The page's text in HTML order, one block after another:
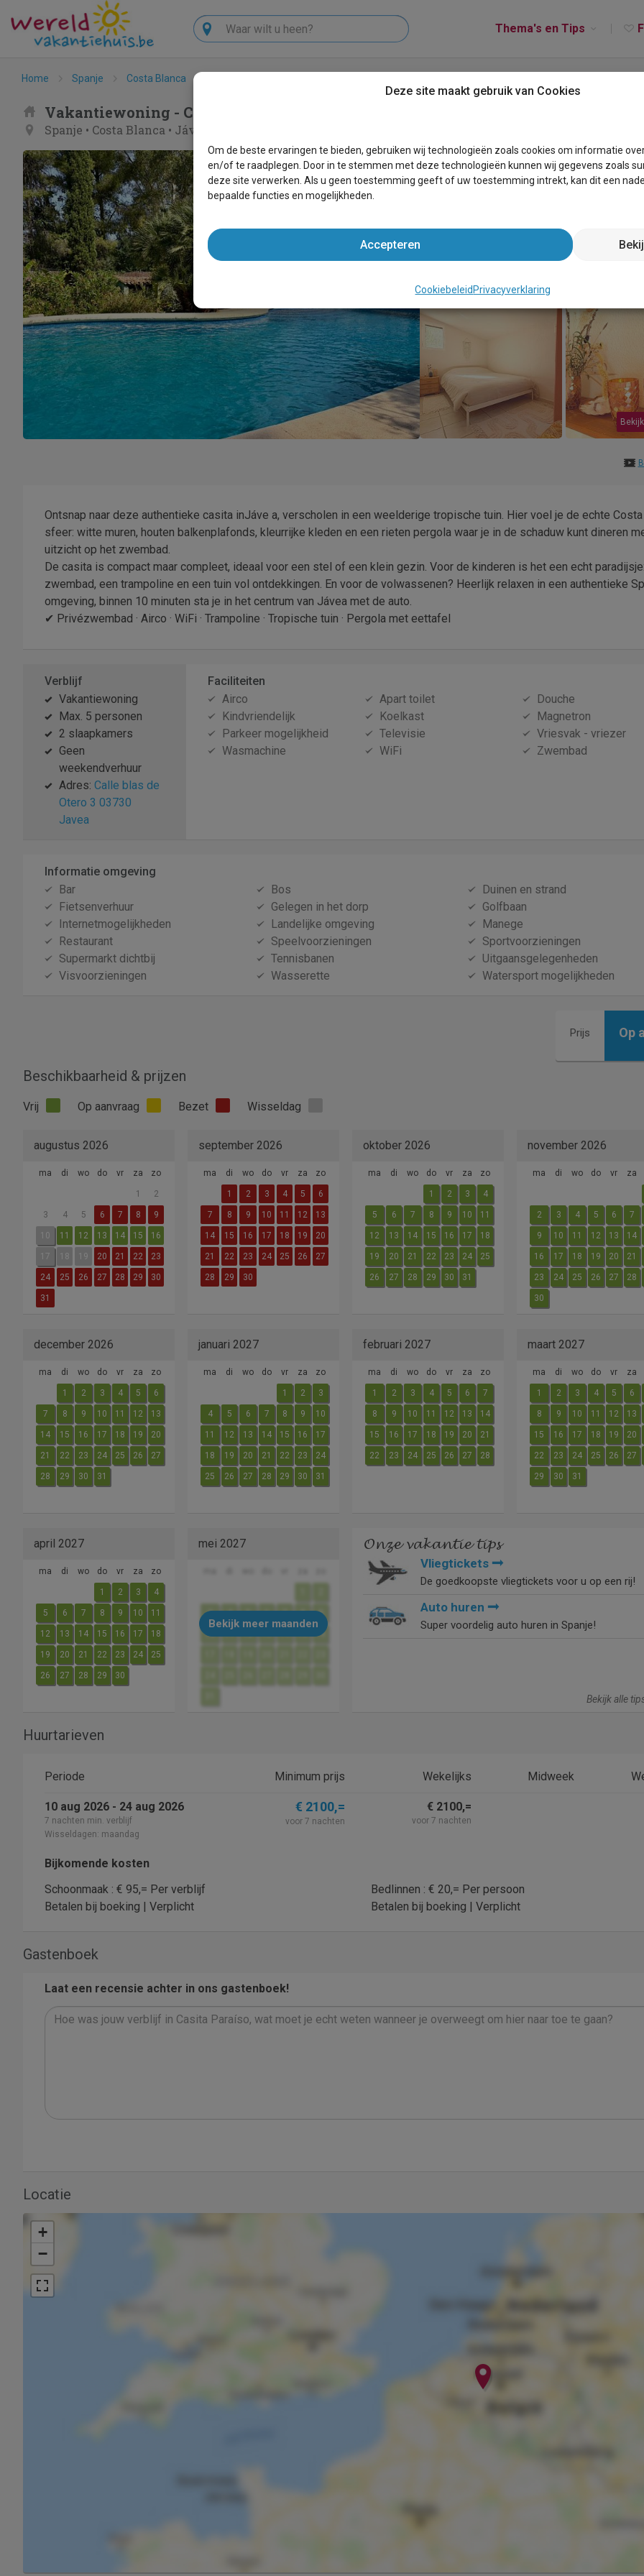
Thema's en Tips
Zoeken
Home Spanje Costa Blanca
Vakantiewoning - Casita Paraíso
Spanje • Costa Blanca • Jávea
Ontsnap naar deze authentieke casita inJáve a, verscholen in een weelderige tropische tuin. Hier voel je de echte Costa
sfeer: witte muren, houten balkenplafonds, kleurrijke kleden en een rieten pergola waar je in de schaduw kunt dineren
uitzicht op het zwembad.
De casita is compact maar compleet, ideaal voor een stel of een klein gezin. Voor de kinderen is het een echt
zwembad, een trampoline en een tuin vol ontdekkingen. En voor de volwassenen? Heerlijk relaxen in een authentieke
omgeving, binnen 10 minuten sta je in het centrum van Jávea met de auto.
✔ Privézwembad · Airco · WiFi · Trampoline · Tropische tuin · Pergola met eettafel
Verblijf
Vakantiewoning
Max. 5 personen
2 slaapkamers
Geen
weekendverhuur
Adres: Calle blas de
Otero 3 03730
Javea
Faciliteiten
Airco
Apart toilet
Douche
Kindvriendelijk
Koelkast
Magnetron
Parkeer mogelijkheid
Televisie
Vriesvak - vriezer
Wasmachine
WiFi Zwembad
Informatie omgeving
Bar
Bos
Duinen en strand
Fietsenverhuur
Gelegen in het dorp
Golfbaan
Internetmogelijkheden
Landelijke omgeving
Manege
Restaurant
Speelvoorzieningen
Sportvoorzieningen
Supermarkt dichtbij
Tennisbanen
Uitgaansgelegenheden
Visvoorzieningen
Wasserette Watersport mogelijkheden
Prijs Op
Beschikbaarheid & prijzen
Vrij Op aanvraag Bezet Wisseldag
augustus 2026
ma di wo do vr za zo
1 2
3 4 5 6 7 8 9
10 11 12 13 14 15 16
17 18 19 20 21 22 23
24 25 26 27 28 29 30
31
september 2026
ma di wo do vr za zo
1 2 3 4 5 6
7 8 9 10 11 12 13
14 15 16 17 18 19 20
21 22 23 24 25 26 27
28 29 30
oktober 2026
ma di wo do vr za zo
1 2 3 4
5 6 7 8 9 10 11
12 13 14 15 16 17 18
19 20 21 22 23 24 25
26 27 28 29 30 31
november 2026
ma di wo do vr za
2 3 4 5 6 7
9 10 11 12 13 14
16 17 18 19 20 21
23 24 25 26 27 28
30
december 2026
ma di wo do vr za zo
1 2 3 4 5 6
7 8 9 10 11 12 13
14 15 16 17 18 19 20
21 22 23 24 25 26 27
28 29 30 31
januari 2027
ma di wo do vr za zo
1 2 3
4 5 6 7 8 9 10
11 12 13 14 15 16 17
18 19 20 21 22 23 24
25 26 27 28 29 30 31
februari 2027
ma di wo do vr za zo
1 2 3 4 5 6 7
8 9 10 11 12 13 14
15 16 17 18 19 20 21
22 23 24 25 26 27 28
maart 2027
ma di wo do vr za
1 2 3 4 5 6
8 9 10 11 12 13
15 16 17 18 19 20
22 23 24 25 26 27
29 30 31
april 2027
ma di wo do vr za zo
1 2 3 4
5 6 7 8 9 10 11
12 13 14 15 16 17 18
19 20 21 22 23 24 25
26 27 28 29 30
mei 2027
3 4 5 6 7 8 9
10 16
Bekijk meer maanden
Onze vakantie tips
Vliegtickets
De goedkoopste vliegtickets voor u op een rij!
Auto huren
Super voordelig auto huren in Spanje!
Bekijk alle
Huurtarieven
Periode Minimum prijs Wekelijks Midweek
10 aug 2026 - 24 aug 2026
7 nachten min. verblijf
Wisseldagen: maandag
€ 2100,=
voor 7 nachten
€ 2100,=
voor 7 nachten
Bijkomende kosten
Schoonmaak : € 95,= Per verblijf
Betalen bij boeking | Verplicht
Bedlinnen : € 20,= Per persoon
Betalen bij boeking | Verplicht
Gastenboek
Laat een recensie achter in ons gastenboek!
Locatie
+
−
Deze site maakt gebruik van Cookies
Om de beste ervaringen te bieden, gebruiken wij technologieën zoals cookies om informatie
en/of te raadplegen. Door in te stemmen met deze technologieën kunnen wij gegevens zoals
deze site verwerken. Als u geen toestemming geeft of uw toestemming intrekt, kan dit een
bepaalde functies en mogelijkheden.
Accepteren
Cookiebeleid Privacyverklaring